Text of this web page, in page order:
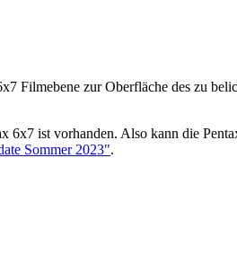
Filmebene zur Oberfläche des zu
6x7 ist vorhanden. Also kann die
Sommer 2023".